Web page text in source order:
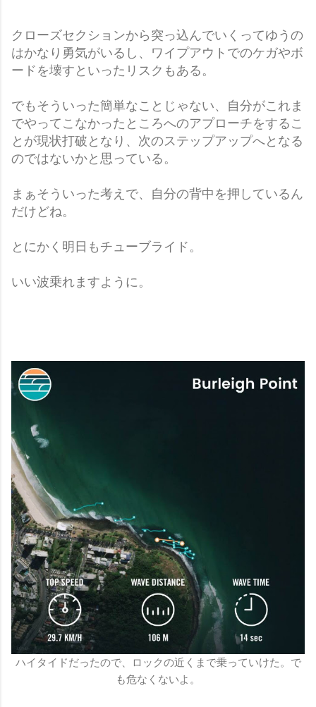
クローズセクションから突っ込んでいくってゆうの
はかなり勇気がいるし、ワイプアウトでのケガやボ
ードを壊すといったリスクもある。
でもそういった簡単なことじゃない、自分がこれま
でやってこなかったところへのアプローチをするこ
とが現状打破となり、次のステップアップへとなる
のではないかと思っている。
まぁそういった考えで、自分の背中を押しているん
だけどね。
とにかく明日もチューブライド。
いい波乗れますように。
ハイタイドだったので、ロックの近くまで乗っていけた。で
も危なくないよ。